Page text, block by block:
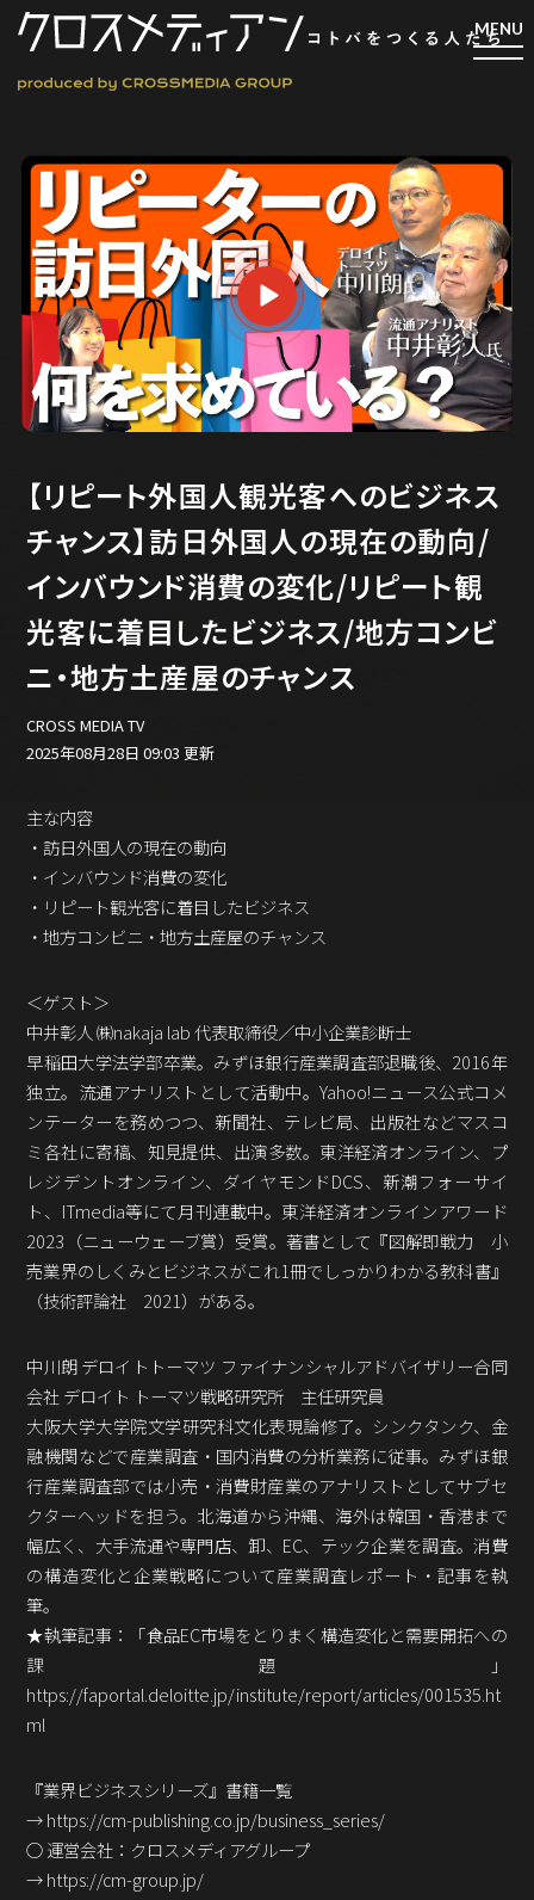
検索
マガジン
新刊ができるまで
EVENT
MY WORK
編集4.0
シンカケイコウホウ
バックオフィス
その他
動画
ビジネス・ブック・アカデミー
業界ビジネス
プロフェッショナル対談
編集4.0
その他
ラジオ
Podcast番組
「小早川幸一郎の編集者で経営者」
Podcast番組
「東京広報大学」
クロスメディアンとは？
広報誌
「クロスメディアン」アーカイブ
【リピート外国人観光客へのビジネス
チャンス】訪日外国人の現在の動向/
インバウンド消費の変化/リピート観
光客に着目したビジネス/地方コンビ
ニ・地方土産屋のチャンス
CROSS MEDIA TV
2025年08月28日 09:03 更新
主な内容
・訪日外国人の現在の動向
・インバウンド消費の変化
・リピート観光客に着目したビジネス
・地方コンビニ・地方土産屋のチャンス
＜ゲスト＞
中井彰人 ㈱nakaja lab 代表取締役／中小企業診断士
早稲田大学法学部卒業。みずほ銀行産業調査部退職後、2016年
独立。流通アナリストとして活動中。Yahoo!ニュース公式コメ
ンテーターを務めつつ、新聞社、テレビ局、出版社などマスコ
ミ各社に寄稿、知見提供、出演多数。東洋経済オンライン、プ
レジデントオンライン、ダイヤモンドDCS、新潮フォーサイ
ト、ITmedia等にて月刊連載中。東洋経済オンラインアワード
2023（ニューウェーブ賞）受賞。著書として『図解即戦力 小
売業界のしくみとビジネスがこれ1冊でしっかりわかる教科書』
（技術評論社 2021）がある。
中川朗 デロイトトーマツ ファイナンシャルアドバイザリー合同
会社 デロイト トーマツ戦略研究所 主任研究員
大阪大学大学院文学研究科文化表現論修了。シンクタンク、金
融機関などで産業調査・国内消費の分析業務に従事。みずほ銀
行産業調査部では小売・消費財産業のアナリストとしてサブセ
クターヘッドを担う。北海道から沖縄、海外は韓国・香港まで
幅広く、大手流通や専門店、卸、EC、テック企業を調査。消費
の構造変化と企業戦略について産業調査レポート・記事を執
筆。
★執筆記事：「食品EC市場をとりまく構造変化と需要開拓への
課題」
https://faportal.deloitte.jp/institute/report/articles/001535.ht
ml
『業界ビジネスシリーズ』書籍一覧
→ https://cm-publishing.co.jp/business_series/
○ 運営会社：クロスメディアグループ
→ https://cm-group.jp/